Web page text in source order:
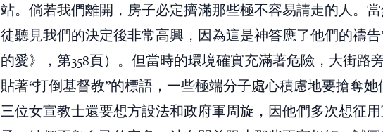
站。倘若我們離開，房子必定擠滿那些極不容易請走的人。
徒聽見我們的決定後非常高興，因為這是神答應了他們的禱告
的愛》，第358頁）。但當時的環境確實充滿著危險，大街路
貼著“打倒基督教”的標語，一些極端分子處心積慮地要搶奪她
三位女宣教士還要想方設法和政府軍周旋，因他們多次想征